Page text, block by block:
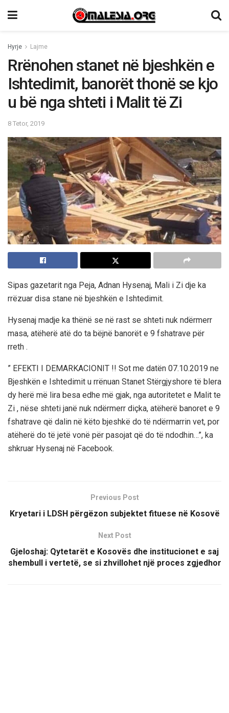
Hyrje Lajme
Rrënohen stanet në bjeshkën e
Ishtedimit, banorët thonë se kjo
u bë nga shteti i Malit të Zi
8 Tetor, 2019
Sipas gazetarit nga Peja, Adnan Hysenaj, Mali i Zi dje ka
rrëzuar disa stane në bjeshkën e Ishtedimit.
Hysenaj madje ka thënë se në rast se shteti nuk ndërmerr
masa, atëherë atë do ta bëjnë banorët e 9 fshatrave për
rreth .
” EFEKTI I DEMARKACIONIT !! Sot me datën 07.10.2019 ne
Bjeshkën e Ishtedimit u rrënuan Stanet Stërgjyshore të blera
dy herë më lira besa edhe më gjak, nga autoritetet e Malit te
Zi , nëse shteti janë nuk ndërmerr diçka, atëherë banoret e 9
fshatrave që dalin në këto bjeshkë do të ndërmarrin vet, por
atëherë do të jetë vonë për pasojat që do të ndodhin…”, ka
shkruar Hysenaj në Facebook.
Previous Post
Kryetari i LDSH përgëzon subjektet fituese në Kosovë
Next Post
Gjeloshaj: Qytetarët e Kosovës dhe institucionet e saj
shembull i vertetë, se si zhvillohet një proces zgjedhor